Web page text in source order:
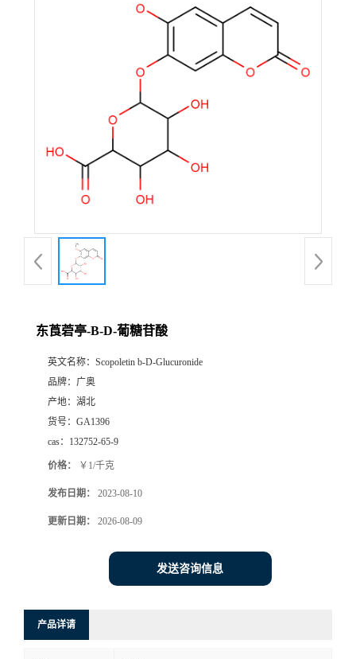
东莨菪亭-Β-D-葡糖苷酸
英文名称： Scopoletin b-D-Glucuronide
品牌： 广奥
产地： 湖北
货号： GA1396
cas： 132752-65-9
价格： ￥1/千克
发布日期： 2023-08-10
更新日期： 2026-08-09
发送咨询信息
产品详请